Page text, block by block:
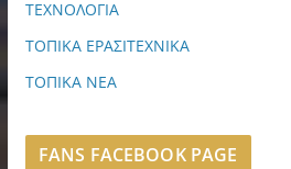
ΤΕΧΝΟΛΟΓΙΑ
ΤΟΠΙΚΑ ΕΡΑΣΙΤΕΧΝΙΚΑ
ΤΟΠΙΚΑ ΝΕΑ
FANS FACEBOOK PAGE